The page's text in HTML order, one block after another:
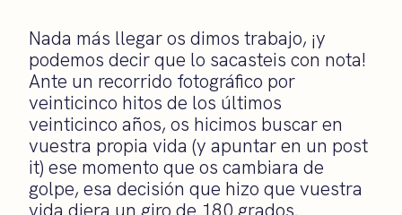
Nada más llegar os dimos trabajo, ¡y
podemos decir que lo sacasteis con nota!
Ante un recorrido fotográfico por
veinticinco hitos de los últimos
veinticinco años, os hicimos buscar en
vuestra propia vida (y apuntar en un post
it) ese momento que os cambiara de
golpe, esa decisión que hizo que vuestra
vida diera un giro de 180 grados.